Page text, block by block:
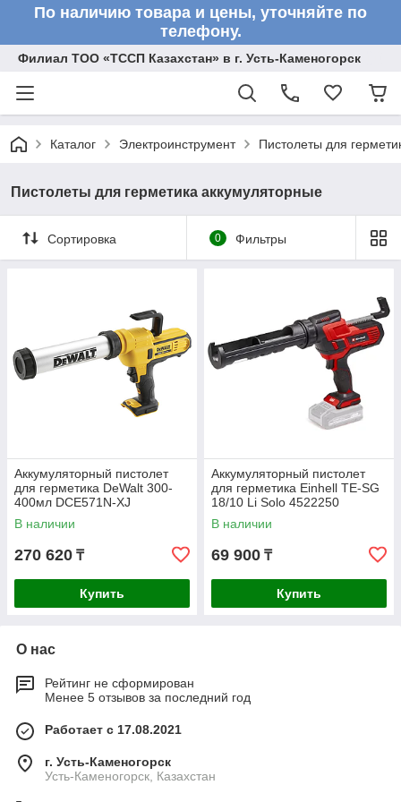
По наличию товара и цены, уточняйте по
телефону.
Филиал ТОО «ТССП Казахстан» в г. Усть-Каменогорск
Каталог Электроинструмент Пистолеты для
Пистолеты для герметика аккумуляторные
Сортировка 0 Фильтры
Аккумуляторный пистолет
для герметика DeWalt 300-
400мл DCE571N-XJ
В наличии
270 620 ₸
Купить
Аккумуляторный пистолет
для герметика Einhell TE-SG
18/10 Li Solo 4522250
В наличии
69 900 ₸
Купить
О нас
Рейтинг не сформирован
Менее 5 отзывов за последний год
Работает с 17.08.2021
г. Усть-Каменогорск
Усть-Каменогорск, Казахстан